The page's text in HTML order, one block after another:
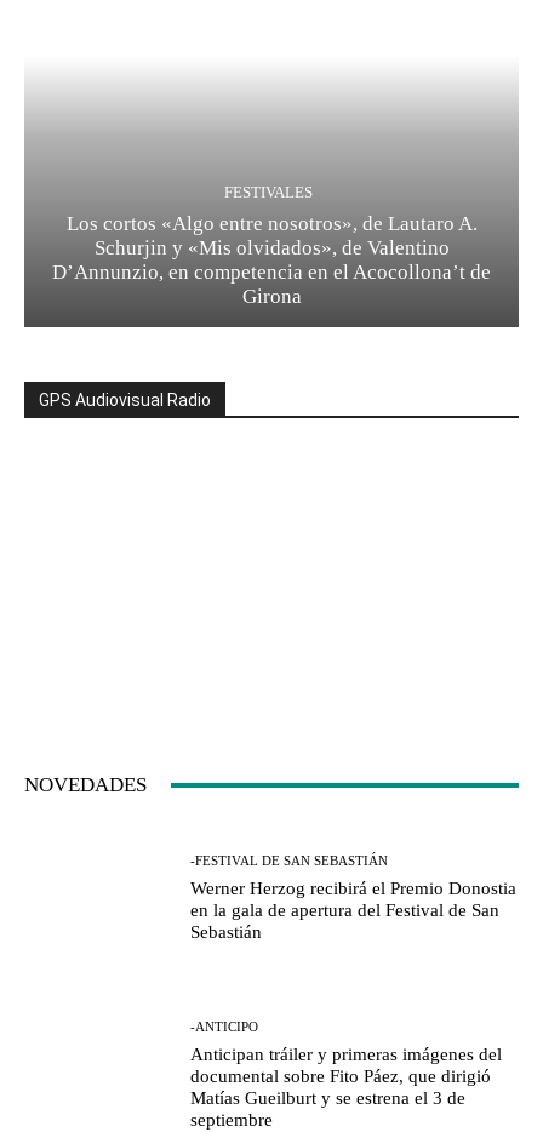
FESTIVALES
Los cortos «Algo entre nosotros», de Lautaro A.
Schurjin y «Mis olvidados», de Valentino
D’Annunzio, en competencia en el Acocollona’t de
Girona
GPS Audiovisual Radio
NOVEDADES
-FESTIVAL DE SAN SEBASTIÁN
Werner Herzog recibirá el Premio Donostia
en la gala de apertura del Festival de San
Sebastián
-ANTICIPO
Anticipan tráiler y primeras imágenes del
documental sobre Fito Páez, que dirigió
Matías Gueilburt y se estrena el 3 de
septiembre